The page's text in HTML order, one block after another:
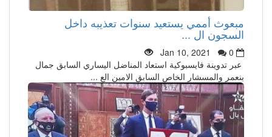
مبعوث أممي يستعيد سنوات تعذيبه داخل
السجون ال ...
Jan 10, 2021
0
عبر تدوينة فايسبوكية استعاد المناضل اليساري السابق جمال
بنعمر والمسشار الخاص السابق الامين الع ...